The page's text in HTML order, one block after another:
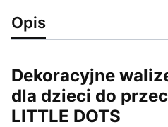
Opis
Dekoracyjne
dla dzieci do
LITTLE DOTS